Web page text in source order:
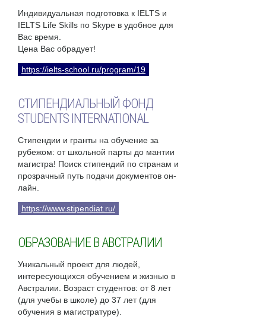
Индивидуальная подготовка к IELTS и
IELTS Life Skills по Skype в удобное для
Вас время.
Цена Вас обрадует!
https://ielts-school.ru/program/19
СТИПЕНДИАЛЬНЫЙ ФОНД
STUDENTS INTERNATIONAL
Стипендии и гранты на обучение за
рубежом: от школьной парты до мантии
магистра! Поиск стипендий по странам и
прозрачный путь подачи документов он-
лайн.
https://www.stipendiat.ru/
ОБРАЗОВАНИЕ В АВСТРАЛИИ
Уникальный проект для людей,
интересующихся обучением и жизнью в
Австралии. Возраст студентов: от 8 лет
(для учебы в школе) до 37 лет (для
обучения в магистратуре).